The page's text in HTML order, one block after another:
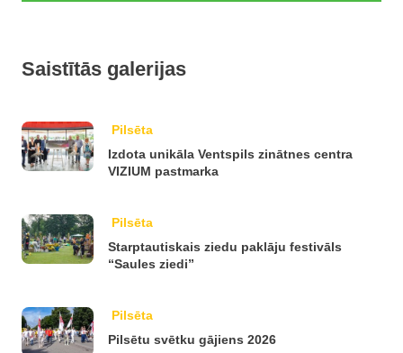
Saistītās galerijas
Pilsēta
Izdota unikāla Ventspils zinātnes centra
VIZIUM pastmarka
Pilsēta
Starptautiskais ziedu paklāju festivāls
“Saules ziedi”
Pilsēta
Pilsētu svētku gājiens 2026